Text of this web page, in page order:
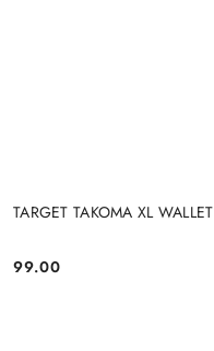
TARGET TAKOMA XL WALLET
Cena:
99.00